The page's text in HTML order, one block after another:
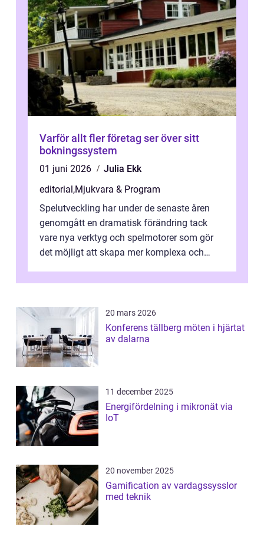
Varför allt fler företag ser över sitt
bokningssystem
01 juni 2026
Julia Ekk
editorial ,Mjukvara & Program
Spelutveckling har under de senaste åren
genomgått en dramatisk förändring tack
vare nya verktyg och spelmotorer som gör
det möjligt att skapa mer komplexa och
20 mars 2026
Konferens tällberg möten i hjärtat
av dalarna
11 december 2025
Energifördelning i mikronät via
IoT
20 november 2025
Gamification av vardagssysslor
med teknik